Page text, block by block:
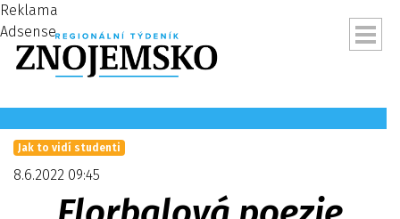
Reklama
Adsense
Jak to vidí studenti
8.6.2022 09:45